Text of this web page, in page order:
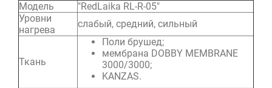
Модель
"RedLaika RL-R-05"
Уровни
нагрева
слабый, средний, сильный
Ткань
Поли брушед;
мембрана DOBBY MEMBRANE
3000/3000;
KANZAS.